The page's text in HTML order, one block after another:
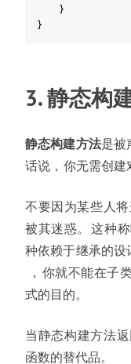
}
}
3. 静态构
静态构建方法是被
话说
你无需创建
不要因为某些人
被其迷惑。 这种
种依赖于继承的设
， 你就不能在子
式的目的。
当静态构建方法
函数的替代品。